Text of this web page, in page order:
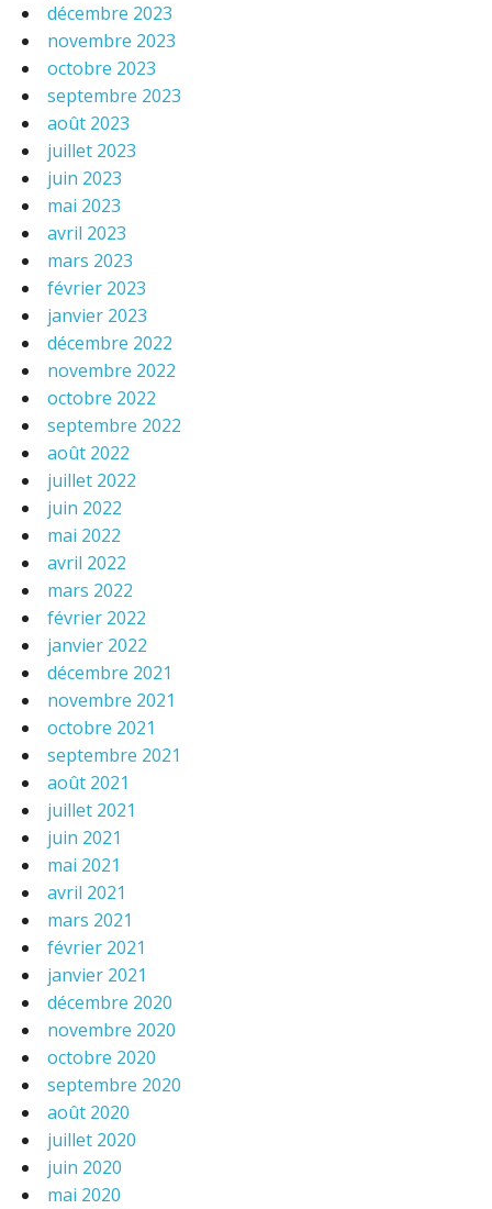
décembre 2023
novembre 2023
octobre 2023
septembre 2023
août 2023
juillet 2023
juin 2023
mai 2023
avril 2023
mars 2023
février 2023
janvier 2023
décembre 2022
novembre 2022
octobre 2022
septembre 2022
août 2022
juillet 2022
juin 2022
mai 2022
avril 2022
mars 2022
février 2022
janvier 2022
décembre 2021
novembre 2021
octobre 2021
septembre 2021
août 2021
juillet 2021
juin 2021
mai 2021
avril 2021
mars 2021
février 2021
janvier 2021
décembre 2020
novembre 2020
octobre 2020
septembre 2020
août 2020
juillet 2020
juin 2020
mai 2020